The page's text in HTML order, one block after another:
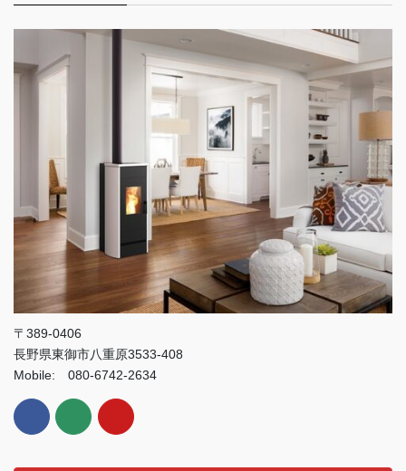
〒389-0406
長野県東御市八重原3533-408
Mobile: 080-6742-2634